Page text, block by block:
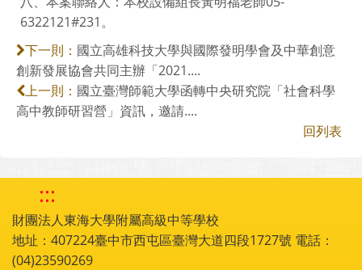
6322121#231。
下一則： 國立高雄科技大學與國際發明學會及中華創意
創新發展協會共同主辦「2021....
上一則： 國立臺灣師範大學函轉中央研究院「社會科學
高中教師研習營」資訊，邀請....
回列表
:::
財團法人東海大學附屬高級中等學校
地址：407224臺中市西屯區臺灣大道四段1727號 電話：
(04)23590269